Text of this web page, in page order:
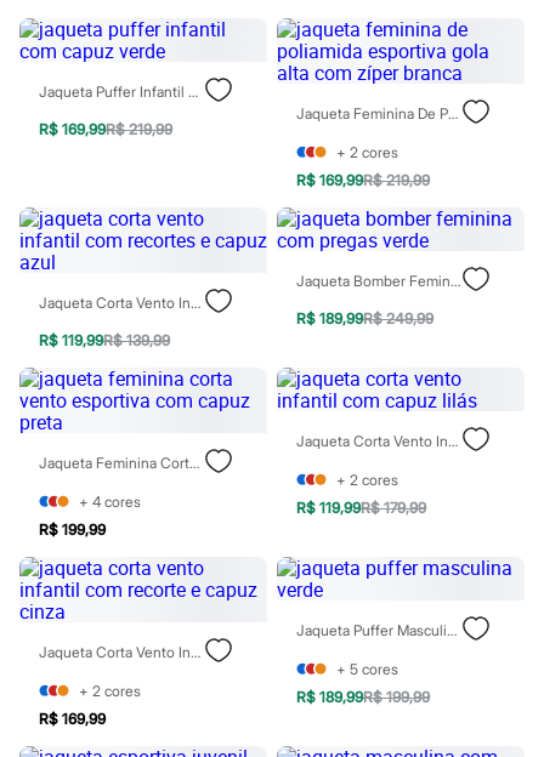
Todos os produtos
Infantil
Em alta
Arrumadinho para os meninos
Romântico para as meninas
Inverno
Novidades
1 a 5 anos
4 a 12 anos
10 a 16 anos
Roupas menino
0 a 24 meses
1 a 5 anos
4 a 12 anos
10 a 16 anos
Acessórios
Recém-nascido
Bolsas e Mochilas
Chapéus
Calçados
Botas
Chinelos
Pantufas
Rasteirinhas
Sandálias
Tênis
Diversão
Marcas
Baby Club
Fifteen
Miss Fifteen
Palomino
Jaqueta Puffer Infantil Com Capuz Verde
R$ 169,99R$ 219,99
Jaqueta Feminina De Poliamida Esportiva Gola Alta Com Zíper Branca
+ 2 cores
R$ 169,99R$ 219,99
Jaqueta Corta Vento Infantil Com Recortes E Capuz Azul
R$ 119,99R$ 139,99
Jaqueta Bomber Feminina Com Pregas Verde
R$ 189,99R$ 249,99
Jaqueta Feminina Corta Vento Esportiva Com Capuz Preta
+ 4 cores
R$ 199,99
Jaqueta Corta Vento Infantil Com Capuz Lilás
+ 2 cores
R$ 119,99R$ 179,99
Jaqueta Corta Vento Infantil Com Recorte E Capuz Cinza
+ 2 cores
R$ 169,99
Jaqueta Puffer Masculina Verde
+ 5 cores
R$ 189,99R$ 199,99